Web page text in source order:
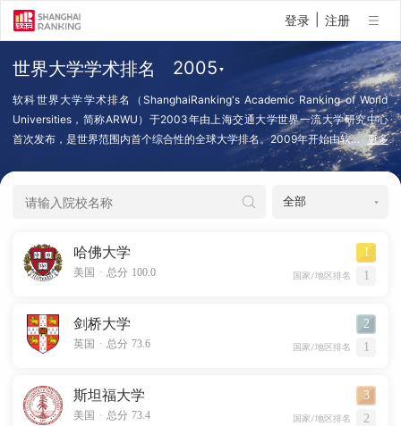
登录 注册
世界大学学术排名
…更多
软科世界大学学术排名（ShanghaiRanking's Academic Ranking of World
Universities，简称ARWU）于2003年由上海交通大学世界一流大学研究中心
首次发布，是世界范围内首个综合性的全球大学排名。2009年开始由软
科发布并保留所有权利。软科世界大学学术排名是全球最具影响力和权威性的大
ARWU为标准，制定战略目标和发展规划，采取各种举措来提升大学的国际竞争
睿唯安高被引科学家数、在《Nature》和《Science》上发表的论文数、被Web
of Science科学引文索引（SCIE）和社会科学引文索引（SSCI）收录的论文
所，发布最为领先的前1000所大学（查看排名方法）。
哈佛大学 1
美国 . 总分 100.0 国家/地区排名 1
剑桥大学 2
英国 . 总分 73.6 国家/地区排名 1
斯坦福大学 3
美国 . 总分 73.4 国家/地区排名 2